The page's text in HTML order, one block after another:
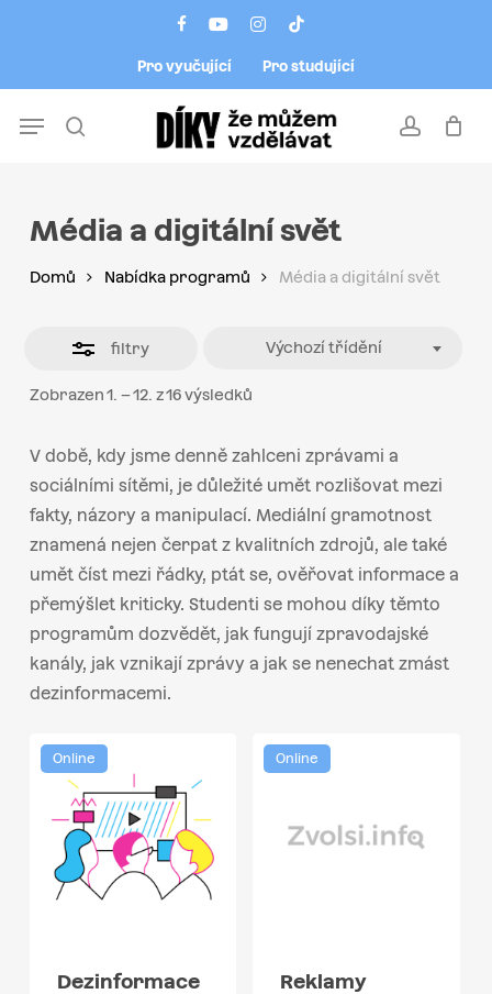
facebookyoutubeinstagram
tiktok
Pro vyučující Pro studující
account
Menu
Média a digitální svět
Domů Nabídka programů Média a digitální svět
filtry
Zobrazen 1. – 12. z 16 výsledků
Výchozí třídění
V době, kdy jsme denně zahlceni zprávami a
sociálními sítěmi, je důležité umět rozlišovat mezi
fakty, názory a manipulací. Mediální gramotnost
znamená nejen čerpat z kvalitních zdrojů, ale také
umět číst mezi řádky, ptát se, ověřovat informace a
přemýšlet kriticky. Studenti se mohou díky těmto
programům dozvědět, jak fungují zpravodajské
kanály, jak vznikají zprávy a jak se nenechat zmást
dezinformacemi.
Online
Dezinformace
Online
Reklamy